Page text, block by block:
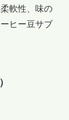
軟性、味の
ヒー豆サブ